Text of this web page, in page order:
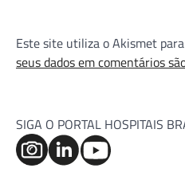
Este site utiliza o Akismet
seus dados em comentários
SIGA O PORTAL HOSPITAIS